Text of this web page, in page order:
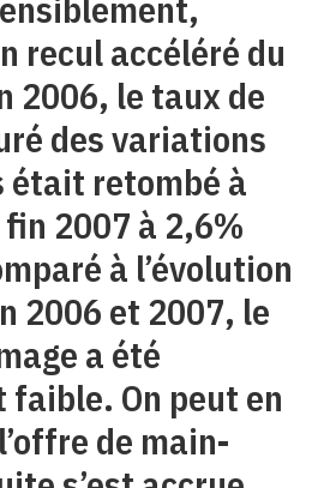
recul accéléré du
2006, le taux de
des variations
était retombé à
2007 à 2,6%
à l’évolution
2006 et 2007, le
a été
On peut en
de main-